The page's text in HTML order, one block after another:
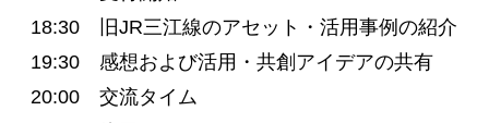
18:30 旧JR三江線のアセット・活用事例の紹介
19:30 感想および活用・共創アイデアの共有
20:00 交流タイム